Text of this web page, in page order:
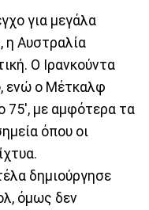
για μεγάλα
η Αυστραλία
Ο Ιρανκούντα
ενώ ο Μέτκαλφ
75', με αμφότερα τα
όπου οι
δημιούργησε
όμως δεν